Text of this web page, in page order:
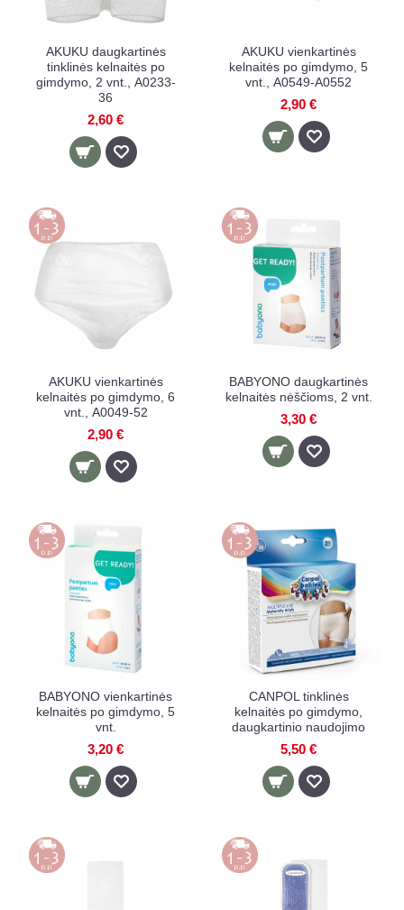
AKUKU daugkartinės
tinklinės kelnaitės po
gimdymo, 2 vnt., А0233-
36
2,60 €
AKUKU vienkartinės
kelnaitės po gimdymo, 5
vnt., А0549-A0552
2,90 €
AKUKU vienkartinės
kelnaitės po gimdymo, 6
vnt., А0049-52
2,90 €
BABYONO daugkartinės
kelnaitės nėščioms, 2 vnt.
3,30 €
BABYONO vienkartinės
kelnaitės po gimdymo, 5
vnt.
3,20 €
CANPOL tinklinės
kelnaitės po gimdymo,
daugkartinio naudojimo
5,50 €